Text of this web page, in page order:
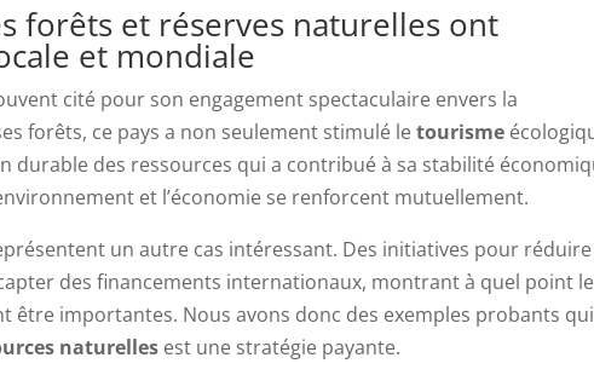
forêts et réserves naturelles ont
et mondiale
cité pour son engagement spectaculaire envers la
forêts, ce pays a non seulement stimulé letourisme
durable des ressources qui a contribué à sa stabilité
et l’économie se renforcent mutuellement.
un autre cas intéressant. Des initiatives pour réduire
des financements internationaux, montrant à quel point
être importantes. Nous avons donc des exemples probants qui
naturelles est une stratégie payante.